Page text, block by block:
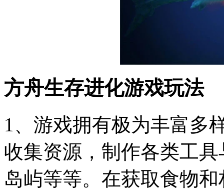
方舟生存进化游戏玩法
1、游戏拥有极为丰富多
收集资源，制作各类工
岛屿等等。在获取食物